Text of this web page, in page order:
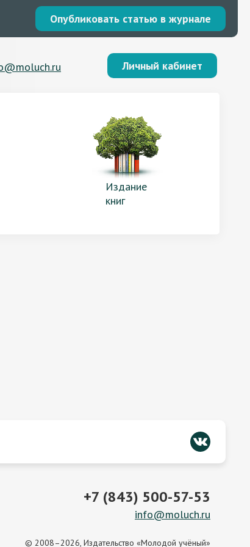
Опубликовать статью в журнале
Личный кабинет
Издание
книг
+7 (843) 500-57-53
info@moluch.ru
© 2008–2026, Издательство «Молодой учёный»